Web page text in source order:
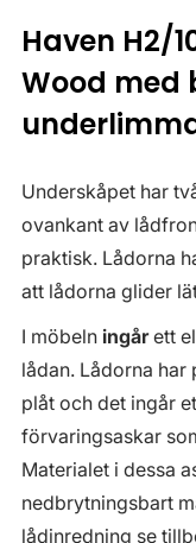
Haven H2/
Wood med
Underskåpet har
ovankant av
praktisk. Lådorna
att lådorna glider
I möbeln ingårett
lådan. Lådorna
plåt och det ingår
förvaringsaskar
Materialet i dessa
nedbrytningsbart
lådinredning se